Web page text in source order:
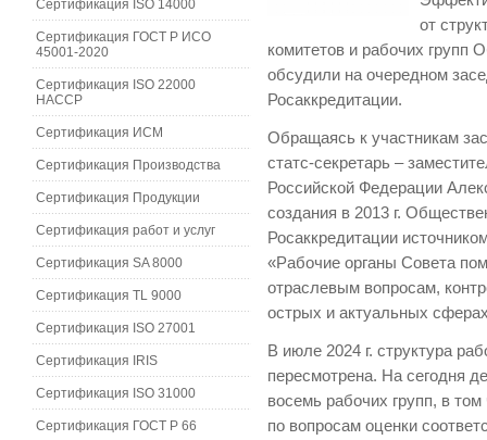
от
комитетов и рабочих групп
обсудили на очередном
Росаккредитации.
Обращаясь к участникам
статс-секретарь –
Российской Федерации
создания в 2013 г.
Росаккредитации
«Рабочие органы Совета
отраслевым вопросам,
острых и актуальных
В июле 2024 г. структура
пересмотрена. На сегодня
восемь рабочих групп, в
по вопросам оценки
Сертификация ISO 14000
Сертификация ГОСТ Р ИСО
45001-2020
Сертификация ISO 22000
HACCP
Сертификация ИСМ
Сертификация Производства
Сертификация Продукции
Сертификация работ и услуг
Сертификация SA 8000
Сертификация TL 9000
Сертификация ISO 27001
Сертификация IRIS
Сертификация ISO 31000
Сертификация ГОСТ Р 66